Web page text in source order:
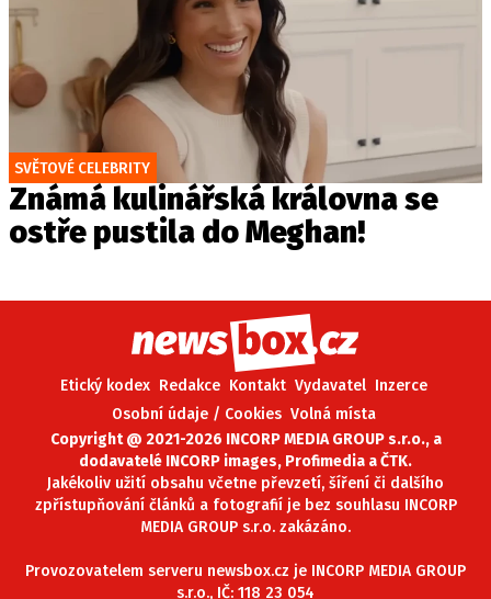
SVĚTOVÉ CELEBRITY
Známá kulinářská královna se
ostře pustila do Meghan!
Etický kodex Redakce Kontakt Vydavatel Inzerce
Osobní údaje / Cookies Volná místa
Copyright @ 2021-2026 INCORP MEDIA GROUP s.r.o., a
dodavatelé INCORP images, Profimedia a ČTK.
Jakékoliv užití obsahu včetne převzetí, šíření či dalšího
zpřístupňování článků a fotografií je bez souhlasu INCORP
MEDIA GROUP s.r.o. zakázáno.
Provozovatelem serveru newsbox.cz je INCORP MEDIA GROUP
s.r.o., IČ: 118 23 054